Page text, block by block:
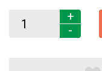
+
-